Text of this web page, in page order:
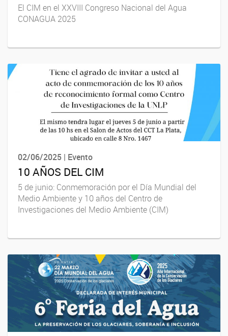
El CIM en el XXVIII Congreso Nacional del Agua
CONAGUA 2025
02/06/2025 | Evento
10 AÑOS DEL CIM
5 de junio: Conmemoración por el Día Mundial del
Medio Ambiente y 10 años del Centro de
Investigaciones del Medio Ambiente (CIM)